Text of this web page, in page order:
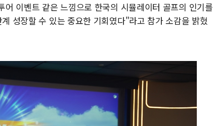
이벤트 같은 느낌으로 한국의 시뮬레이터 골프의 인기를
성장할 수 있는 중요한 기회였다"라고 참가 소감을 밝혔